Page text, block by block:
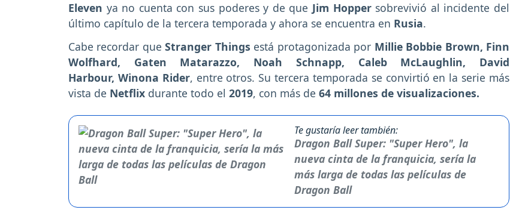
Eleven ya no cuenta con sus poderes y de que Jim Hoppersobrevivió al incidente del
último capítulo de la tercera temporada y ahora se encuentra en Rusia.
Cabe recordar queStranger Things está protagonizada por Millie Bobbie Brown, Finn
Wolfhard, Gaten Matarazzo, Noah Schnapp, Caleb McLaughlin, David
Harbour, Winona Rider, entre otros. Su tercera temporada se convirtió en la serie más
vista de Netflix durante todo el 2019, con más de 64 millones de visualizaciones.
Te gustaría leer también:
Dragon Ball Super: "Super Hero", la
nueva cinta de la franquicia, sería la
más larga de todas las películas de
Dragon Ball